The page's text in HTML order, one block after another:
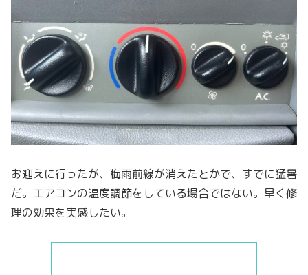
お迎えに行ったが、梅雨前線が消えたとかで、すでに猛暑
だ。エアコンの温度調節をしている場合ではない。早く修
理の効果を実感したい。